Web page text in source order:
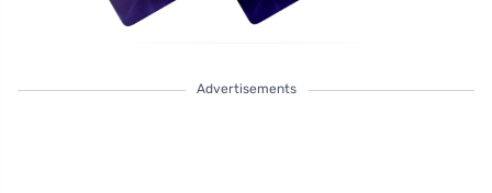
Advertisements